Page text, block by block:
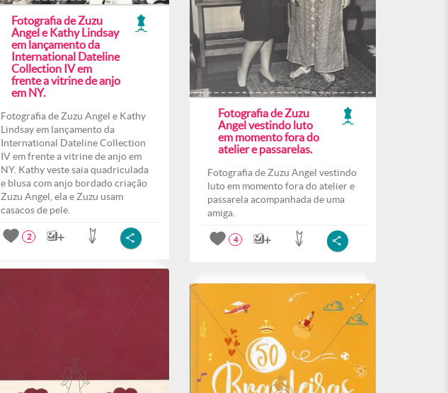
Fotografia de Zuzu
Angel vestindo luto
em momento fora do
atelier e passarelas.
Fotografia de Zuzu Angel vestindo
luto em momento fora do atelier e
passarela acompanhada de uma
amiga.
4
Fotografia de Zuzu
Angel e Kathy Lindsay
em lançamento da
International Dateline
Collection IV em
frente a vitrine de anjo
em NY.
Fotografia de Zuzu Angel e Kathy
Lindsay em lançamento da
International Dateline Collection
IV em frente a vitrine de anjo em
NY. Kathy veste saia quadriculada
e blusa com anjo bordado criação
Zuzu Angel, ela e Zuzu usam
casacos de pele.
2